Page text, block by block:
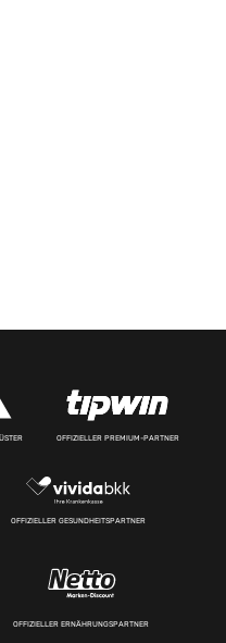
OFFIZIELLER PREMIUM-PARTNER
OFFIZIELLER GESUNDHEITSPARTNER
OFFIZIELLER ERNÄHRUNGSPARTNER